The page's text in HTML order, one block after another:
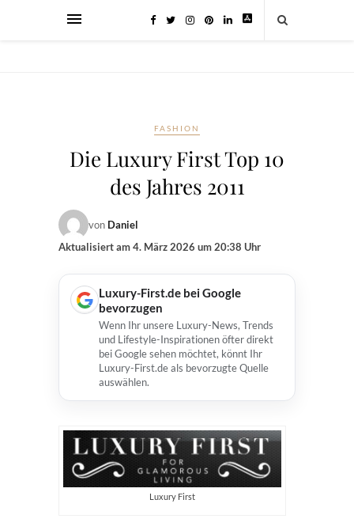
FASHION
Die Luxury First Top 10
des Jahres 2011
von Daniel
Aktualisiert am4. März 2026 um 20:38 Uhr
Luxury-First.de bei Google
bevorzugen
Wenn Ihr unsere Luxury-News, Trends
und Lifestyle-Inspirationen öfter direkt
bei Google sehen möchtet, könnt Ihr
Luxury-First.de als bevorzugte Quelle
auswählen.
Luxury First